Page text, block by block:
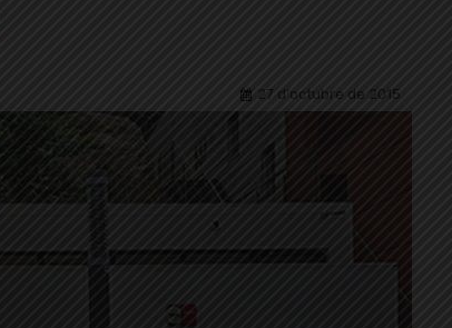
27 d'octubre de 2015